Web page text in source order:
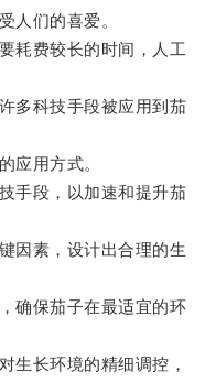
们的喜爱。
费较长的时间，人工
科技手段被应用到茄
用方式。
段，以加速和提升茄
素，设计出合理的生
保茄子在最适宜的环
长环境的精细调控，